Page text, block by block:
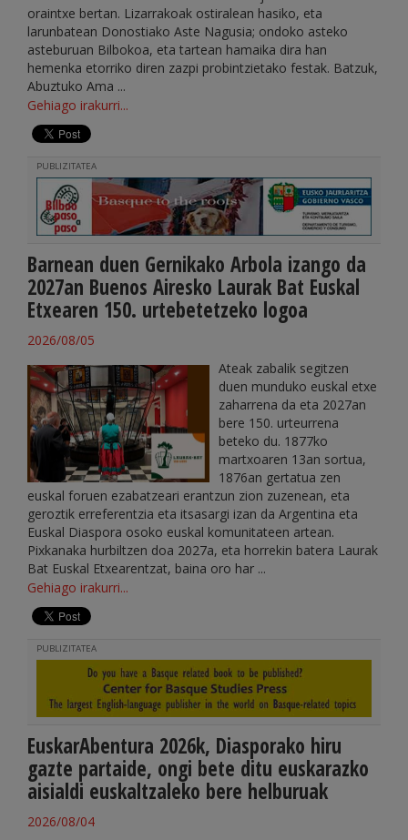
oraintxe bertan. Lizarrakoak ostiralean hasiko, eta
larunbatean Donostiako Aste Nagusia; ondoko asteko
asteburuan Bilbokoa, eta tartean hamaika dira han
hemenka etorriko diren zazpi probintzietako festak. Batzuk,
Abuztuko Ama ...
Gehiago irakurri...
PUBLIZITATEA
Barnean duen Gernikako Arbola izango da
2027an Buenos Airesko Laurak Bat Euskal
Etxearen 150. urtebetetzeko logoa
2026/08/05
Ateak zabalik segitzen
duen munduko euskal etxe
zaharrena da eta 2027an
bere 150. urteurrena
beteko du. 1877ko
martxoaren 13an sortua,
1876an gertatua zen
euskal foruen ezabatzeari erantzun zion zuzenean, eta
geroztik erreferentzia eta itsasargi izan da Argentina eta
Euskal Diaspora osoko euskal komunitateen artean.
Pixkanaka hurbiltzen doa 2027a, eta horrekin batera Laurak
Bat Euskal Etxearentzat, baina oro har ...
Gehiago irakurri...
PUBLIZITATEA
EuskarAbentura 2026k, Diasporako hiru
gazte partaide, ongi bete ditu euskarazko
aisialdi euskaltzaleko bere helburuak
2026/08/04